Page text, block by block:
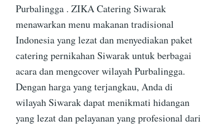
Purbalingga . ZIKA Catering Siwarak
menawarkan menu makanan tradisional
Indonesia yang lezat dan menyediakan paket
catering pernikahan Siwarak untuk berbagai
acara dan mengcover wilayah Purbalingga.
Dengan harga yang terjangkau, Anda di
wilayah Siwarak dapat menikmati hidangan
yang lezat dan pelayanan yang profesional dari